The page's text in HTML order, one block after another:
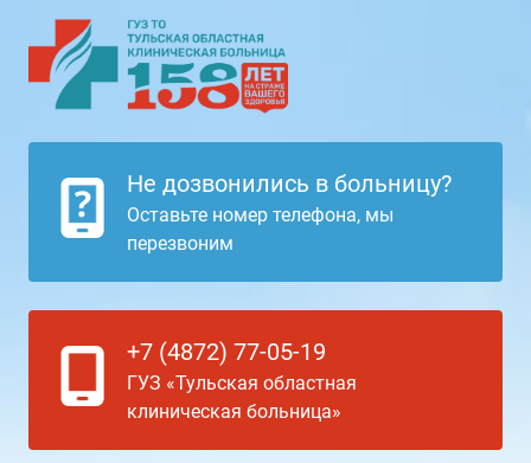
Не дозвонились в больницу?
Оставьте номер телефона, мы
перезвоним
+7 (4872) 77-05-19
ГУЗ «Тульская областная
клиническая больница»